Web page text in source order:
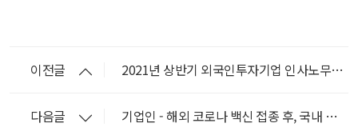
이전글 2021년 상반기 외국인투자기업 인사노무담당자 세미나 개최 및 신청 안내
다음글 기업인 - 해외 코로나 백신 접종 후, 국내 코로나 자가 격리면제 관련 자료